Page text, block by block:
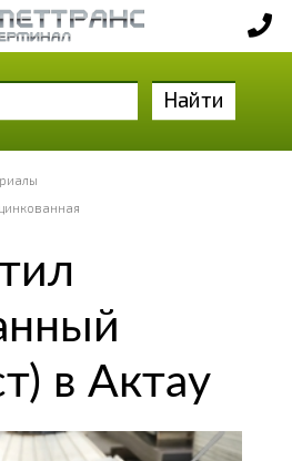
Найти
в Актау